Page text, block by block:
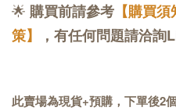
🌟 購買前請參考 【購買須
策】
，有任何問題請洽詢
此賣場為現貨+預購，下單後2